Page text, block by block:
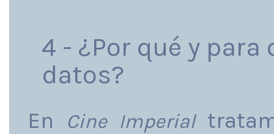
4 - ¿Por qué y
datos?
En Cine Imperial